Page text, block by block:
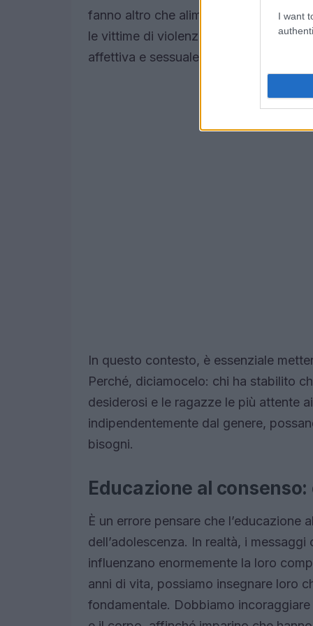
I want
fanno altro che alimentare una cultura
le vittime di violenza. Dobbiamo
affettiva e sessuale adeguata è
In questo contesto, è essenziale
Perché, diciamocelo: chi ha stabilito
desiderosi e le ragazze le più attente
indipendentemente dal genere,
bisogni.
Educazione al
È un errore pensare che l’educazione
dell’adolescenza. In realtà, i
influenzano enormemente la loro
anni di vita, possiamo insegnare loro
fondamentale. Dobbiamo